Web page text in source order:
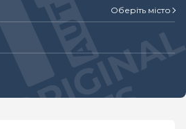
Оберіть місто